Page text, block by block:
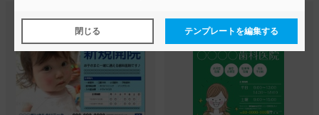
閉じる テンプレートを編集する